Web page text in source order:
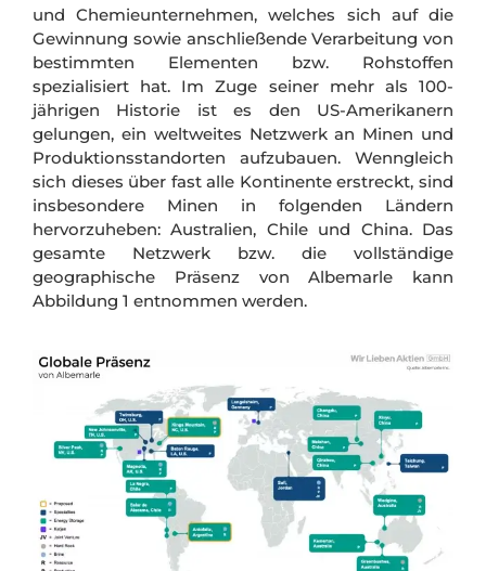
und Chemieunternehmen, welches sich auf die
Gewinnung sowie anschließende Verarbeitung von
bestimmten Elementen bzw. Rohstoffen
spezialisiert hat. Im Zuge seiner mehr als 100-
jährigen Historie ist es den US-Amerikanern
gelungen, ein weltweites Netzwerk an Minen und
Produktionsstandorten aufzubauen. Wenngleich
sich dieses über fast alle Kontinente erstreckt, sind
insbesondere Minen in folgenden Ländern
hervorzuheben: Australien, Chile und China. Das
gesamte Netzwerk bzw. die vollständige
geographische Präsenz von Albemarle kann
Abbildung 1 entnommen werden.